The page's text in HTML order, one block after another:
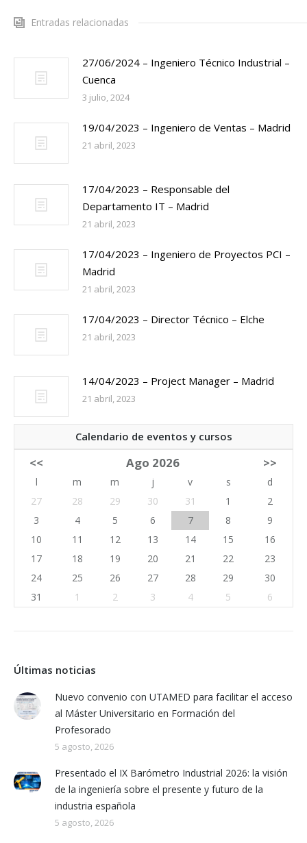
Entradas relacionadas
27/06/2024 – Ingeniero Técnico Industrial –
Cuenca
3 julio, 2024
19/04/2023 – Ingeniero de Ventas – Madrid
21 abril, 2023
17/04/2023 – Responsable del
Departamento IT – Madrid
21 abril, 2023
17/04/2023 – Ingeniero de Proyectos PCI –
Madrid
21 abril, 2023
17/04/2023 – Director Técnico – Elche
21 abril, 2023
14/04/2023 – Project Manager – Madrid
21 abril, 2023
Calendario de eventos y cursos
<< Ago 2026 >>
l m m j v s
d
27
28 29 30 31 1
2
3
4 5 6 7 8
9
10
11 12 13 14 15
16
17
18 19 20 21 22
23
24
25 26 27 28 29
30
31
1 2 3 4 5 6
Últimas noticias
Nuevo convenio con UTAMED para facilitar el acceso
al Máster Universitario en Formación del
Profesorado
5 agosto, 2026
Presentado el IX Barómetro Industrial 2026: la visión
de la ingeniería sobre el presente y futuro de la
industria española
5 agosto, 2026